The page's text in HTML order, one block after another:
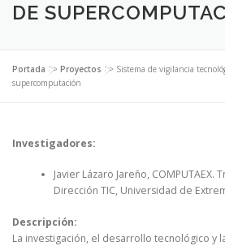
SUPERCOMPUTACIÓN
INVESTIGACIÓN E INNOVACIÓN
DE
Portada >> Proyectos >> Sistema de vigilancia
supercomputación
Investigadores:
Javier Lázaro Jareño, COMPUTAEX.
Dirección TIC, Universidad de
Descripción:
La investigación, el desarrollo tecnológico y